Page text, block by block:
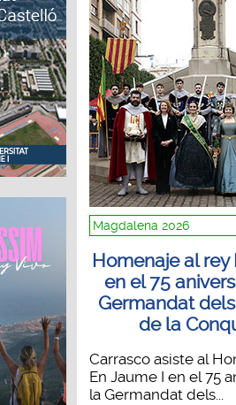
Magdalena 2026
Homenaje al rey
en el 75
Germandat
de la
Carrasco asiste al
En Jaume I en el 75
la Germandat dels...